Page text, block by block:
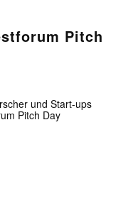
Pitch
und Start-ups
Pitch Day